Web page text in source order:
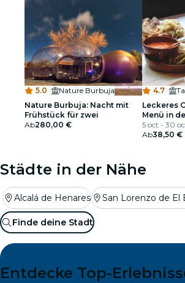
5.0 ·
Nature Burbuja
Nature Burbuja: Nacht mit
Frühstück für zwei
Ab280,00 €
4.7 ·
Leckeres
Menü in
5 oct - 30
Ab38,50 €
Städte in der Nähe
Alcalá de Henares San Lorenzo de El
Finde deine Stadt
Entdecke Top-